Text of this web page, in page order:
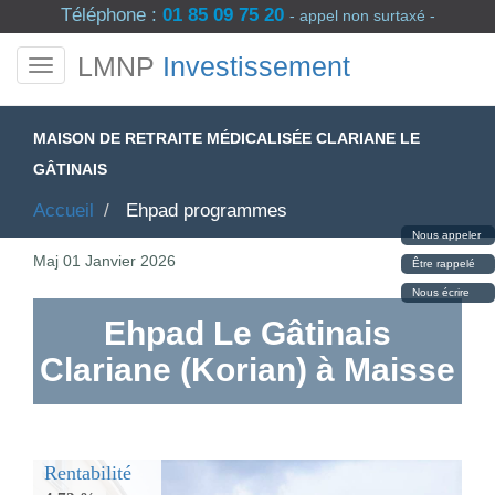
Téléphone : 01 85 09 75 20 - appel non surtaxé -
Nous appeler
Être rappelé
Nous écrire
LMNP Investissement
MAISON DE RETRAITE MÉDICALISÉE CLARIANE LE
GÂTINAIS
Accueil Ehpad programmes
Maj 01 Janvier 2026
Ehpad Le Gâtinais
Clariane (Korian) à Maisse
Rentabilité